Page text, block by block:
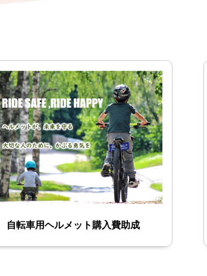
自転車用ヘルメット購入費助成